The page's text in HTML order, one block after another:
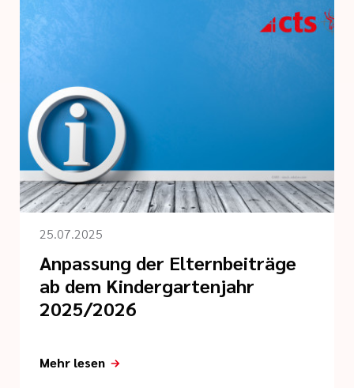
25.07.2025
Anpassung der Elternbeiträge
ab dem Kindergartenjahr
2025/2026
Mehr lesen